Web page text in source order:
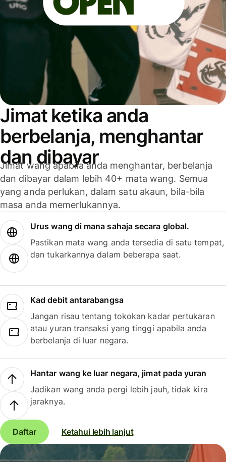
Jimat ketika anda
berbelanja, menghantar
dan dibayar
Jimat wang apabila anda menghantar, berbelanja
dan dibayar dalam lebih 40+ mata wang. Semua
yang anda perlukan, dalam satu akaun, bila-bila
masa anda memerlukannya.
Urus wang di mana sahaja secara global.
Pastikan mata wang anda tersedia di satu tempat,
dan tukarkannya dalam beberapa saat.
Kad debit antarabangsa
Jangan risau tentang tokokan kadar pertukaran
atau yuran transaksi yang tinggi apabila anda
berbelanja di luar negara.
Hantar wang ke luar negara, jimat pada yuran
Jadikan wang anda pergi lebih jauh, tidak kira
jaraknya.
Daftar Ketahui lebih lanjut